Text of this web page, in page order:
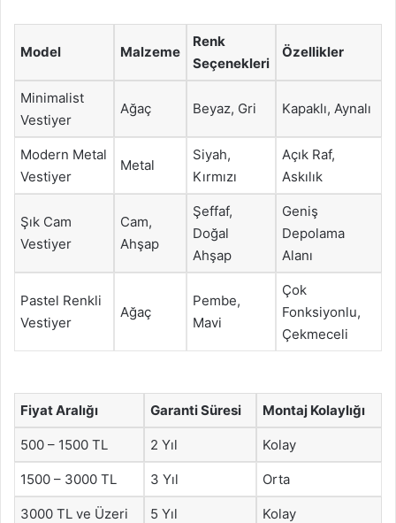
Model Malzeme
Renk
Seçenekleri
Özellikler
Minimalist
Vestiyer
Ağaç Beyaz, Gri Kapaklı, Aynalı
Modern Metal
Vestiyer
Metal
Siyah,
Kırmızı
Açık Raf,
Askılık
Şık Cam
Vestiyer
Cam,
Ahşap
Şeffaf,
Doğal
Ahşap
Geniş
Depolama
Alanı
Pastel Renkli
Vestiyer
Ağaç
Pembe,
Mavi
Çok
Fonksiyonlu,
Çekmeceli
Fiyat Aralığı Garanti Süresi Montaj Kolaylığı
500 – 1500 TL 2 Yıl Kolay
1500 – 3000 TL 3 Yıl Orta
3000 TL ve Üzeri 5 Yıl Kolay